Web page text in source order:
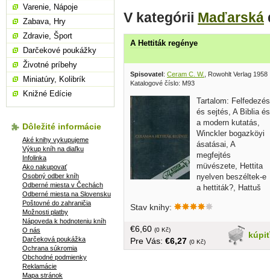
V kategórii Maďarská
A Hettiták regénye
Spisovatel: Ceram C. W. , Rowohlt Verlag 1958
Katalogové číslo: M93
Tartalom: Felfedezés
és sejtés, A Biblia és
a modern kutatás,
Winckler bogazköyi
ásatásai, A
megfejtés
müvészete, Hettita
nyelven beszéltek-e
a hettiták?, Hattuš
A qadeši csata és az örök béke, Város
karatepei felfedezés, Ašitawandaš
mondja... v maďarčine, tvrdá väzba,
bez obalu, 199 strán, väčší formát
Stav knihy:
kúpiť
€6,60 (0 Kč)
Pre Vás: €6,27 (0 Kč)
Varenie, Nápoje
Zabava, Hry
Zdravie, Šport
Darčekové poukážky
Životné príbehy
Miniatúry, Kolibrík
Knižné Edície
Dôležité informácie
Aké knihy vykupujeme
Výkup kníh na diaľku
Infolinka
Ako nakupovať
Osobný odber kníh
Odberné miesta v Čechách
Odberné miesta na Slovensku
Poštovné do zahraničia
Možnosti platby
Nápoveda k hodnoteniu kníh
O nás
Darčeková poukážka
Ochrana súkromia
Obchodné podmienky
Reklamácie
Mapa stránok